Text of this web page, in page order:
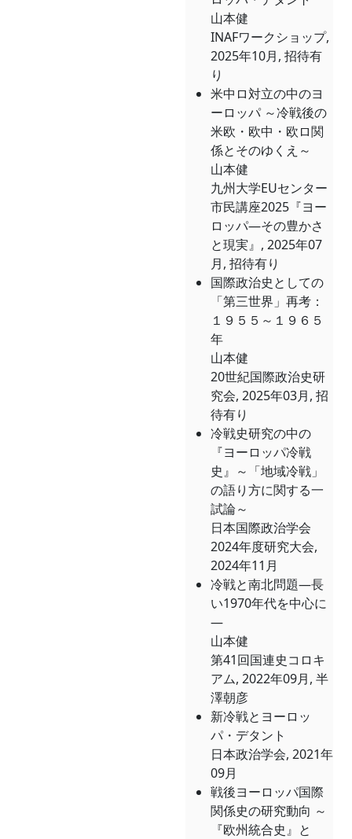
山本健
INAFワークショップ,
2025年10月, 招待有
り
米中ロ対立の中のヨ
ーロッパ ～冷戦後の
米欧・欧中・欧ロ関
係とそのゆくえ～
山本健
九州大学EUセンター
市民講座2025『ヨー
ロッパ―その豊かさ
と現実』, 2025年07
月, 招待有り
国際政治史としての
「第三世界」再考：
１９５５～１９６５
年
山本健
20世紀国際政治史研
究会, 2025年03月, 招
待有り
冷戦史研究の中の
『ヨーロッパ冷戦
史』～「地域冷戦」
の語り方に関する一
試論～
日本国際政治学会
2024年度研究大会,
2024年11月
冷戦と南北問題―長
い1970年代を中心に
―
山本健
第41回国連史コロキ
アム, 2022年09月, 半
澤朝彦
新冷戦とヨーロッ
パ・デタント
日本政治学会, 2021年
09月
戦後ヨーロッパ国際
関係史の研究動向 ～
『欧州統合史』と